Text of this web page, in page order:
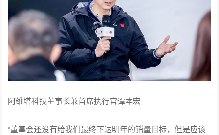
阿维塔科技董事长兼首席执行官谭本宏
“董事会还没有给我们最终下达明年的销量目标，但是应该